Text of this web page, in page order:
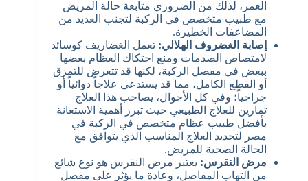
العمر، لذلك من الضروري متابعة حالة المريض
مع طبيب متخصص في الركبة لتجنب العديد من
المضاعفات الخطيرة.
إصابة الغضروف الهلالي: تعمل الغضاريف كوسائد
لامتصاص الصدمات ومنع احتكاك العظام بعضها
ببعض في مفصل الركبة، لكنها قد تتعرض للتمزق
أو القطع الكامل، مما قد يستدعي علاجاً دوائياً أو
جراحياً؛ وفي كل الأحوال، يصاحب هذا العلاج
تمارين للعلاج الطبيعي حيث تبرز أهمية الاستعانة
بأفضل طبيب عظام متخصص في الركبة في
مصر لتحديد العلاج المناسب الذي يتوافق مع
الحالة الصحية للمريض.
مرض النقرس: يعتبر مرض النقرس هو نوع شائع
من التهاب المفاصل، وعادة ما يؤثر على مفصل